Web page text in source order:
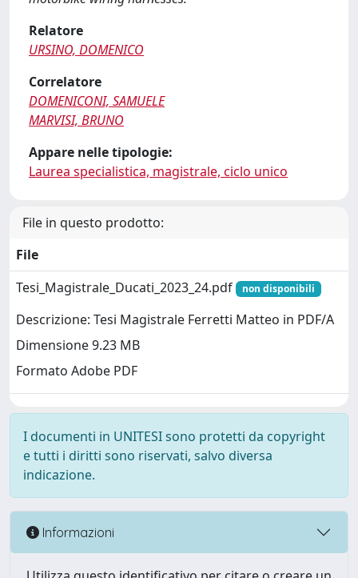
Relatore
URSINO, DOMENICO
Correlatore
DOMENICONI, SAMUELE
MARVISI, BRUNO
Appare nelle tipologie:
Laurea specialistica, magistrale, ciclo unico
File in questo prodotto:
File
Tesi_Magistrale_Ducati_2023_24.pdf
non disponibili
Descrizione: Tesi Magistrale Ferretti Matteo in PDF/A
Dimensione 9.23 MB
Formato Adobe PDF
I documenti in UNITESI sono protetti da copyright
e tutti i diritti sono riservati, salvo diversa
indicazione.
Informazioni